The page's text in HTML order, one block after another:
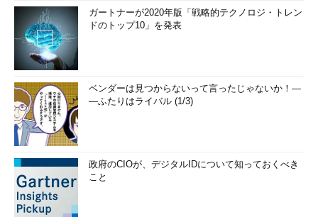
ガートナーが2020年版「戦略的テクノロジ・トレン
ドのトップ10」を発表
ベンダーは見つからないって言ったじゃないか！―
―ふたりはライバル (1/3)
政府のCIOが、デジタルIDについて知っておくべき
こと